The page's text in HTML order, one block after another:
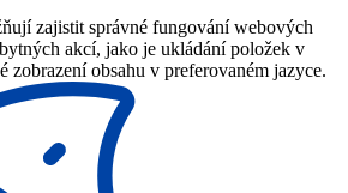
zajistit správné fungování webových
akcí, jako je ukládání položek v
zobrazení obsahu v preferovaném jazyce.